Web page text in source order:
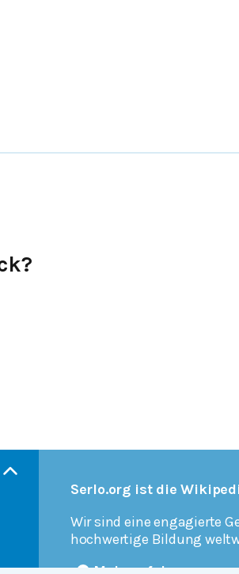
Serlo.org ist die
Wir sind eine engagierte
hochwertige Bildung